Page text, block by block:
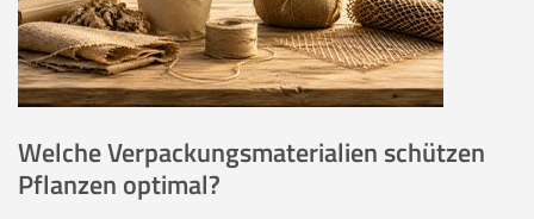
Welche Verpackungsmaterialien schützen
Pflanzen optimal?